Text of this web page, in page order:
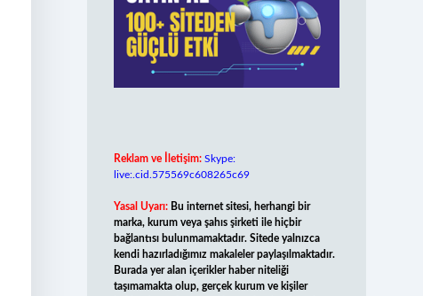
Reklam ve İletişim: Skype:
live:.cid.575569c608265c69
Yasal Uyarı: Bu internet sitesi, herhangi bir
marka, kurum veya şahıs şirketi ile hiçbir
bağlantısı bulunmamaktadır. Sitede yalnızca
kendi hazırladığımız makaleler paylaşılmaktadır.
Burada yer alan içerikler haber niteliği
taşımamakta olup, gerçek kurum ve kişiler